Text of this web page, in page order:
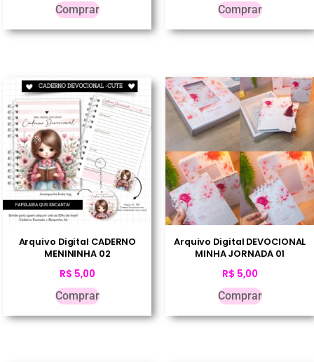
Comprar
Comprar
Arquivo Digital CADERNO
MENININHA 02
R$ 5,00
Comprar
Arquivo Digital DEVOCIONAL
MINHA JORNADA 01
R$ 5,00
Comprar